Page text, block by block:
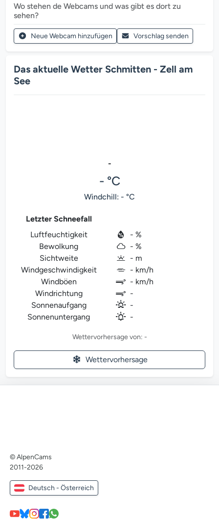
Wo stehen de Webcams und was gibt es dort zu
sehen?
Neue Webcam hinzufügen Vorschlag senden
Das aktuelle Wetter Schmitten - Zell am
See
-
- °C
Windchill: - °C
Letzter Schneefall
Luftfeuchtigkeit
- %
Bewolkung
- %
Sichtweite
- m
Windgeschwindigkeit
- km/h
Windböen
- km/h
Windrichtung
-
Sonnenaufgang
-
Sonnenuntergang
-
Wettervorhersage von: -
Wettervorhersage
© AlpenCams
2011-2026
Deutsch - Österreich